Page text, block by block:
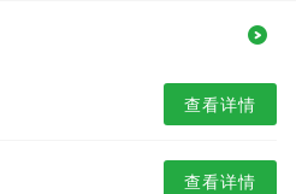
查看详情
查看详情